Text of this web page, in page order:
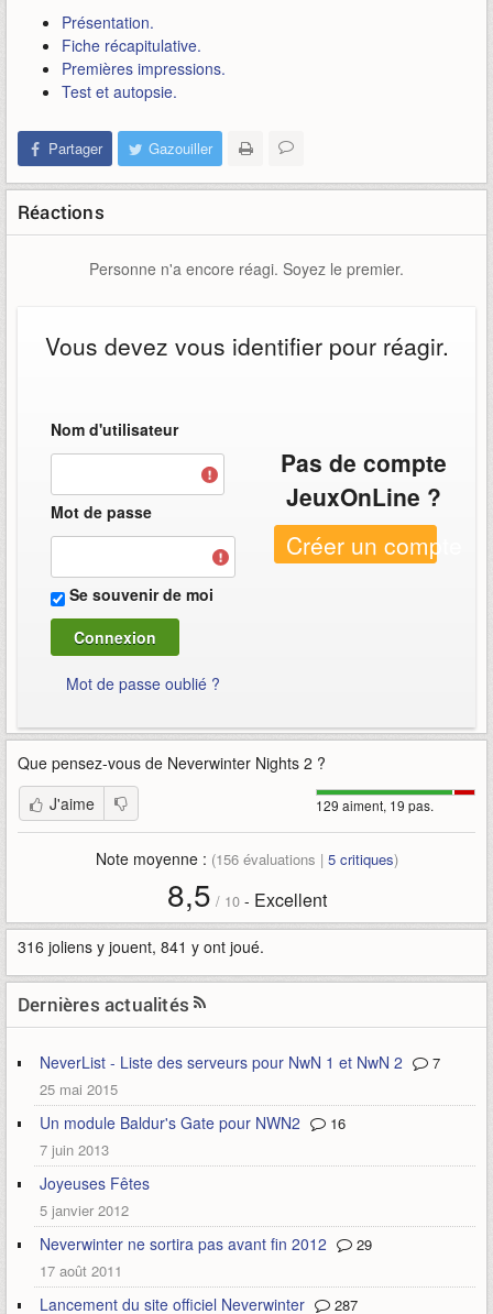
Présentation.
Fiche récapitulative.
Premières impressions.
Test et autopsie.
Partager Gazouiller
Réactions
Personne n'a encore réagi. Soyez le premier.
Vous devez vous identifier pour réagir.
Nom d'utilisateur
Mot de passe
Se souvenir de moi
Mot de passe oublié ?
Pas de compte
JeuxOnLine ?
Créer un compte
Que pensez-vous de Neverwinter Nights 2 ?
129 aiment, 19 pas.
J'aime
Note moyenne : (156évaluations | 5critiques)
8,5 / 10- Excellent
316 joliens y jouent, 841 y ont joué.
Dernières actualités
NeverList - Liste des serveurs pour NwN 1 et NwN 2
7
25 mai 2015
Un module Baldur's Gate pour NWN2
16
7 juin 2013
Joyeuses Fêtes
5 janvier 2012
Neverwinter ne sortira pas avant fin 2012
29
17 août 2011
Lancement du site officiel Neverwinter 287